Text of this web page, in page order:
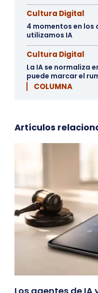
Cultura Digital
4 momentos en los
utilizamos IA
Cultura Digital
La IA se normaliza
puede marcar el
▏ COLUMNA
Artículos